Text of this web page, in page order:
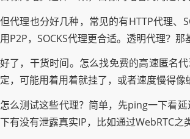
但代理也分好几种，常见的有HTTP代理、
用P2P，SOCKS代理更合适。透明代理？
好了，干货时间。怎么找免费的高速匿名
定，可能用着用着就挂了，或者速度慢得
怎么测试这些代理？简单，先ping一下看
下有没有泄露真实IP，比如通过WebRTC